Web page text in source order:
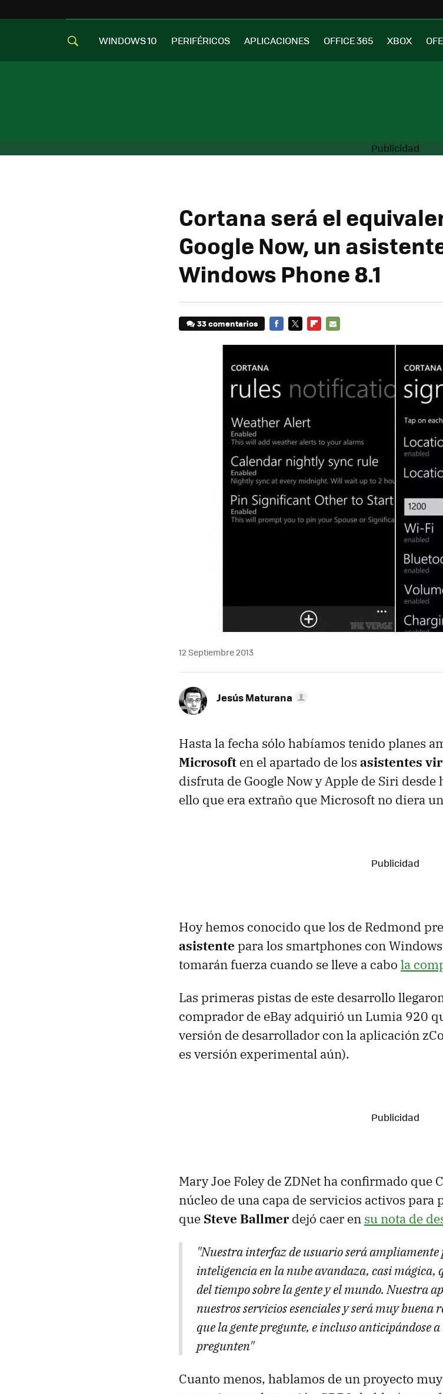
WINDOWS 10 PERIFÉRICOS APLICACIONES OFFICE 365 XBOX
Cortana será el
Google Now, un
Windows Phone 8.1
33 comentarios
12 Septiembre 2013
Jesús Maturana
Hasta la fecha sólo habíamos tenido planes
Microsoft en el apartado de los asistentes
disfruta de Google Now y Apple de Siri desde
ello que era extraño que Microsoft no diera
Hoy hemos conocido que los de Redmond
asistente para los smartphones con
tomarán fuerza cuando se lleve a cabo la
Las primeras pistas de este desarrollo
comprador de eBay adquirió un Lumia 920
versión de desarrollador con la aplicación
es versión experimental aún).
Mary Joe Foley de ZDNet ha confirmado que
núcleo de una capa de servicios activos para
que Steve Ballmer dejó caer en su nota de
"Nuestra interfaz de usuario será
inteligencia en la nube avandaza, casi mágica,
del tiempo sobre la gente y el mundo. Nuestra
nuestros servicios esenciales y será muy buena
que la gente pregunte, e incluso anticipándose
pregunten"
Cuanto menos, hablamos de un proyecto